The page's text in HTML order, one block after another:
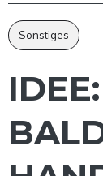
Sonstiges